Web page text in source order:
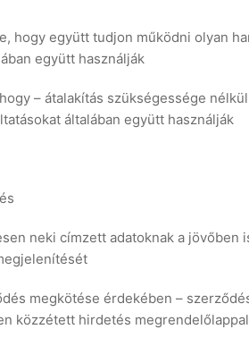
hogy együtt tudjon működni olyan
együtt használják
– átalakítás szükségessége
általában együtt használják
neki címzett adatoknak a jövőben
megkötése érdekében –
közzétett hirdetés